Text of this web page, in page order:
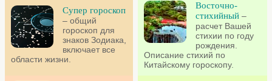
Супер гороскоп
– общий
гороскоп для
знаков Зодиака,
включает все
области жизни.
Восточно-
стихийный –
расчет Вашей
стихии по году
рождения.
Описание стихий по
Китайскому гороскопу.